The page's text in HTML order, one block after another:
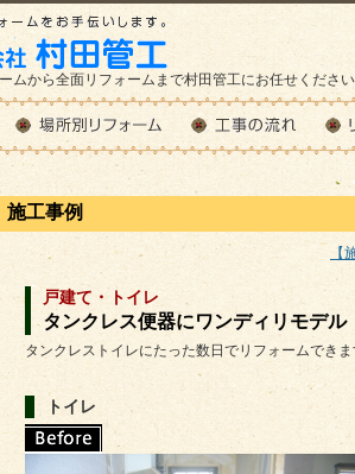
ムから全面リフォームまで村田管工にお任せくださ
施工事例
【
戸建て・トイレ
タンクレス便器にワンディリモデル
タンクレストイレにたった数日でリフォームでき
トイレ